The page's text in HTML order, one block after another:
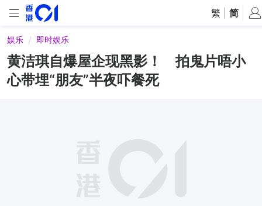
繁 简
娱乐 即时娱乐
黄洁琪自爆屋企现黑影！ 拍鬼片唔小
心带埋“朋友”半夜吓餐死